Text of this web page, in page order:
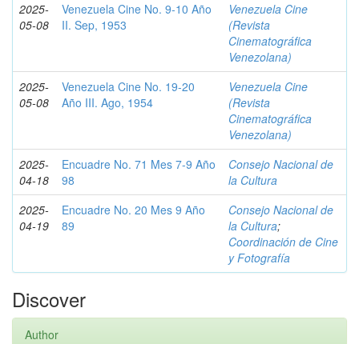
2025-
05-08
Venezuela Cine No. 9-10 Año
II. Sep, 1953
Venezuela Cine
(Revista
Cinematográfica
Venezolana)
2025-
05-08
Venezuela Cine No. 19-20
Año III. Ago, 1954
Venezuela Cine
(Revista
Cinematográfica
Venezolana)
2025-
04-18
Encuadre No. 71 Mes 7-9 Año
98
Consejo Nacional de
la Cultura
2025-
04-19
Encuadre No. 20 Mes 9 Año
89
Consejo Nacional de
la Cultura;
Coordinación de Cine
y Fotografía
Discover
Author